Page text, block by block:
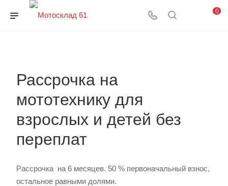
0
Рассрочка на
мототехнику для
взрослых и детей без
переплат
Рассрочка на 6 месяцев. 50 % первоначальный взнос,
остальное равными долями.